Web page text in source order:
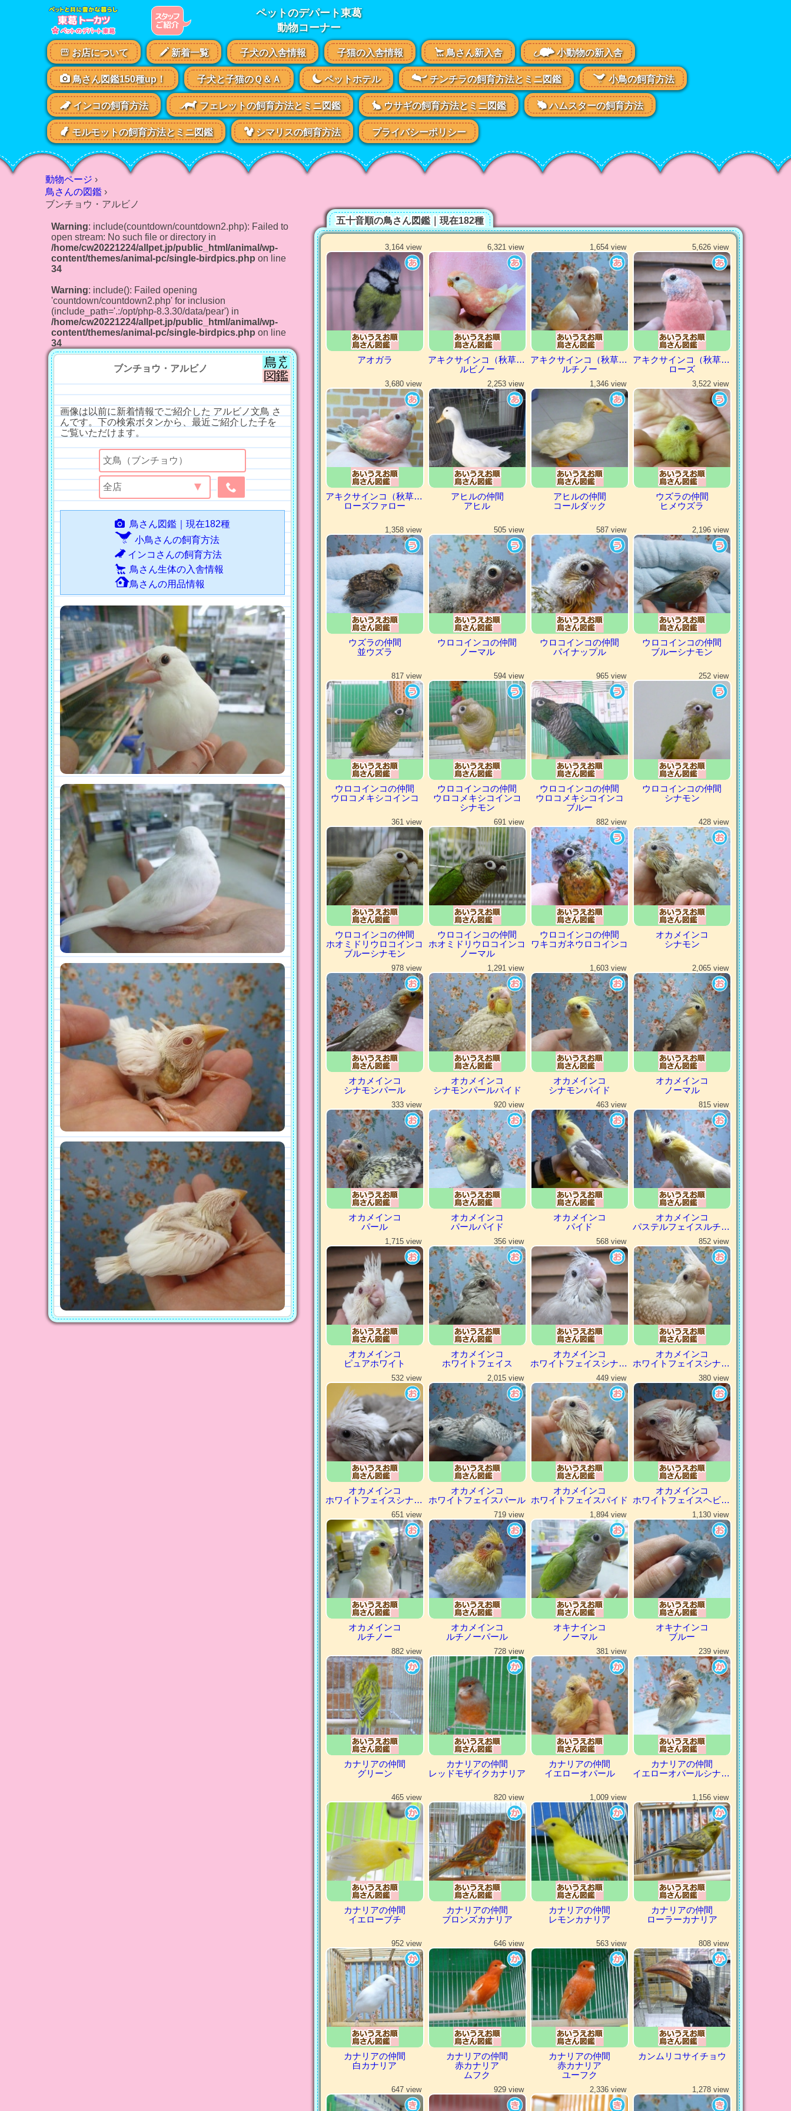
ペットのデパート東葛
動物コーナー
お店について 新着一覧 子犬の入舎情報 子猫の入舎情報 鳥さん新入舎 小動物の新入舎
鳥さん図鑑150種up！ 子犬と子猫のＱ＆Ａ ペットホテル チンチラの飼育方法とミニ図鑑 小鳥の飼育方法
インコの飼育方法 フェレットの飼育方法とミニ図鑑 ウサギの飼育方法とミニ図鑑 ハムスターの飼育方法
モルモットの飼育方法とミニ図鑑 シマリスの飼育方法 プライバシーポリシー
動物ページ ›
鳥さんの図鑑 ›
ブンチョウ・アルビノ
Warning: include(countdown/countdown2.php): Failed to
open stream: No such file or directory in
/home/cw20221224/allpet.jp/public_html/animal/wp-
content/themes/animal-pc/single-birdpics.php on line
34
Warning: include(): Failed opening
'countdown/countdown2.php' for inclusion
(include_path='.:/opt/php-8.3.30/data/pear') in
/home/cw20221224/allpet.jp/public_html/animal/wp-
content/themes/animal-pc/single-birdpics.php on line
34
ブンチョウ・アルビノ
画像は以前に新着情報でご紹介した アルビノ文鳥 さ
んです。下の検索ボタンから、最近ご紹介した子を
ご覧いただけます。
鳥さん図鑑｜現在182種
小鳥さんの飼育方法
インコさんの飼育方法
鳥さん生体の入舎情報
鳥さんの用品情報
五十音順の鳥さん図鑑｜現在182種
3,164 view
アオガラ
6,321 view
アキクサインコ（秋草インコ）
ルビノー
1,654 view
アキクサインコ（秋草インコ）
ルチノー
5,626 view
アキクサインコ（秋草インコ）
ローズ
3,680 view
アキクサインコ（秋草インコ）
ローズファロー
2,253 view
アヒルの仲間
アヒル
1,346 view
アヒルの仲間
コールダック
3,522 view
ウズラの仲間
ヒメウズラ
1,358 view
ウズラの仲間
並ウズラ
505 view
ウロコインコの仲間
ノーマル
587 view
ウロコインコの仲間
パイナップル
2,196 view
ウロコインコの仲間
ブルーシナモン
817 view
ウロコインコの仲間
ウロコメキシコインコ
594 view
ウロコインコの仲間
ウロコメキシコインコ
シナモン
965 view
ウロコインコの仲間
ウロコメキシコインコ
ブルー
252 view
ウロコインコの仲間
シナモン
361 view
ウロコインコの仲間
ホオミドリウロコインコ
ブルーシナモン
691 view
ウロコインコの仲間
ホオミドリウロコインコ
ノーマル
882 view
ウロコインコの仲間
ワキコガネウロコインコ
428 view
オカメインコ
シナモン
978 view
オカメインコ
シナモンパール
1,291 view
オカメインコ
シナモンパールパイド
1,603 view
オカメインコ
シナモンパイド
2,065 view
オカメインコ
ノーマル
333 view
オカメインコ
パール
920 view
オカメインコ
パールパイド
463 view
オカメインコ
パイド
815 view
オカメインコ
パステルフェイスルチノー
1,715 view
オカメインコ
ピュアホワイト
356 view
オカメインコ
ホワイトフェイス
568 view
オカメインコ
ホワイトフェイスシナモン
852 view
オカメインコ
ホワイトフェイスシナモンパール
532 view
オカメインコ
ホワイトフェイスシナモンパイド
2,015 view
オカメインコ
ホワイトフェイスパール
449 view
オカメインコ
ホワイトフェイスパイド
380 view
オカメインコ
ホワイトフェイスヘビーパイド
651 view
オカメインコ
ルチノー
719 view
オカメインコ
ルチノーパール
1,894 view
オキナインコ
ノーマル
1,130 view
オキナインコ
ブルー
882 view
カナリアの仲間
グリーン
728 view
カナリアの仲間
レッドモザイクカナリア
381 view
カナリアの仲間
イエローオパール
239 view
カナリアの仲間
イエローオパールシナモン
465 view
カナリアの仲間
イエローブチ
820 view
カナリアの仲間
ブロンズカナリア
1,009 view
カナリアの仲間
レモンカナリア
1,156 view
カナリアの仲間
ローラーカナリア
952 view
カナリアの仲間
白カナリア
646 view
カナリアの仲間
赤カナリア
ムフク
563 view
カナリアの仲間
赤カナリア
ユーフク
808 view
カンムリコサイチョウ
647 view 929 view 2,336 view 1,278 view